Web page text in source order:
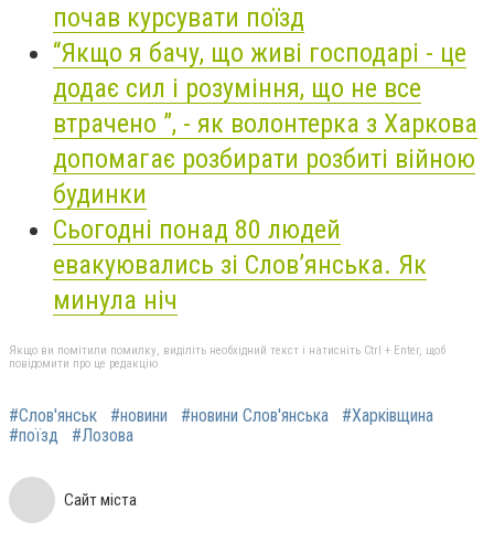
почав курсувати поїзд
“Якщо я бачу, що живі господарі - це
додає сил і розуміння, що не все
втрачено ”, - як волонтерка з Харкова
допомагає розбирати розбиті війною
будинки
Сьогодні понад 80 людей
евакуювались зі Слов’янська. Як
минула ніч
Якщо ви помітили помилку, виділіть необхідний текст і натисніть Ctrl + Enter, щоб
повідомити про це редакцію
#Слов'янськ #новини #новини Слов'янська
#Харківщина
#поїзд
#Лозова
Сайт міста